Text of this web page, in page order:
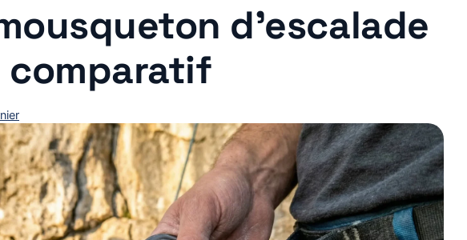
d’escalade
comparatif